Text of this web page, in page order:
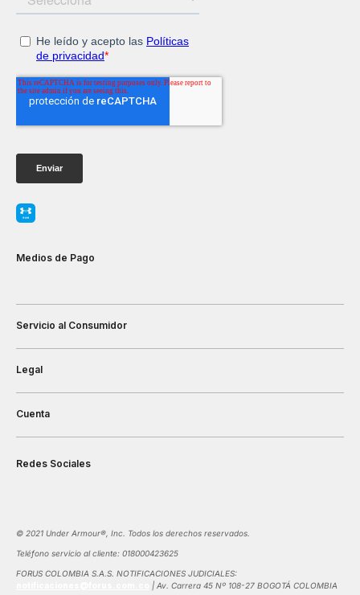
Medios de Pago
Servicio al Consumidor
Legal
Cuenta
Redes Sociales
©️ 2021 Under Armour®️, Inc. Todos los derechos reservados.
Teléfono servicio al cliente: 018000423625
FORUS COLOMBIA S.A.S. NOTIFICACIONES JUDICIALES:
| Av. Carrera 45 Nº 108-27 BOGOTÁ COLOMBIA